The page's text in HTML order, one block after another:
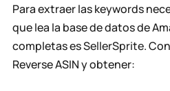
Para extraer las keywords
que lea la base de datos de
completas esSellerSprite.
Reverse ASIN y obtener: